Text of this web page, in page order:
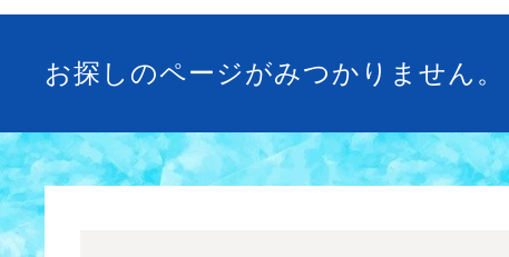
お探しのページがみつかりません。